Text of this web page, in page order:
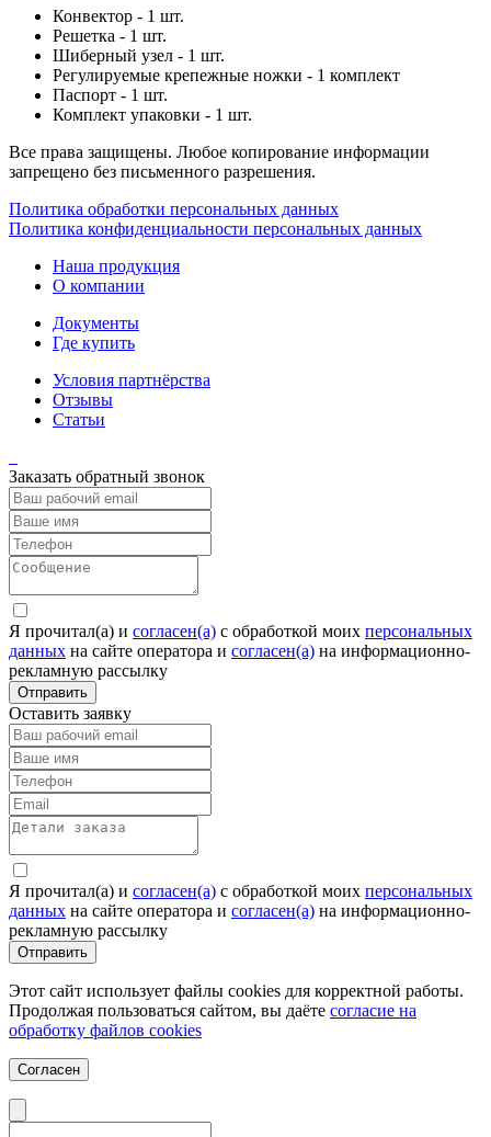
Конвектор - 1 шт.
Решетка - 1 шт.
Шиберный узел - 1 шт.
Регулируемые крепежные ножки - 1 комплект
Паспорт - 1 шт.
Комплект упаковки - 1 шт.
Все права защищены. Любое копирование информации
запрещено без письменного разрешения.
Политика обработки персональных данных
Политика конфиденциальности персональных данных
Наша продукция
О компании
Документы
Где купить
Условия партнёрства
Отзывы
Статьи
Заказать обратный звонок
Я прочитал(а) и согласен(а) c обработкой моих персональных
данных на сайте оператора и согласен(а) на информационно-
рекламную рассылку
Отправить
Оставить заявку
Я прочитал(а) и согласен(а) c обработкой моих персональных
данных на сайте оператора и согласен(а) на информационно-
рекламную рассылку
Отправить
Этот сайт использует файлы cookies для корректной работы.
Продолжая пользоваться сайтом, вы даёте согласие на
обработку файлов cookies
Согласен